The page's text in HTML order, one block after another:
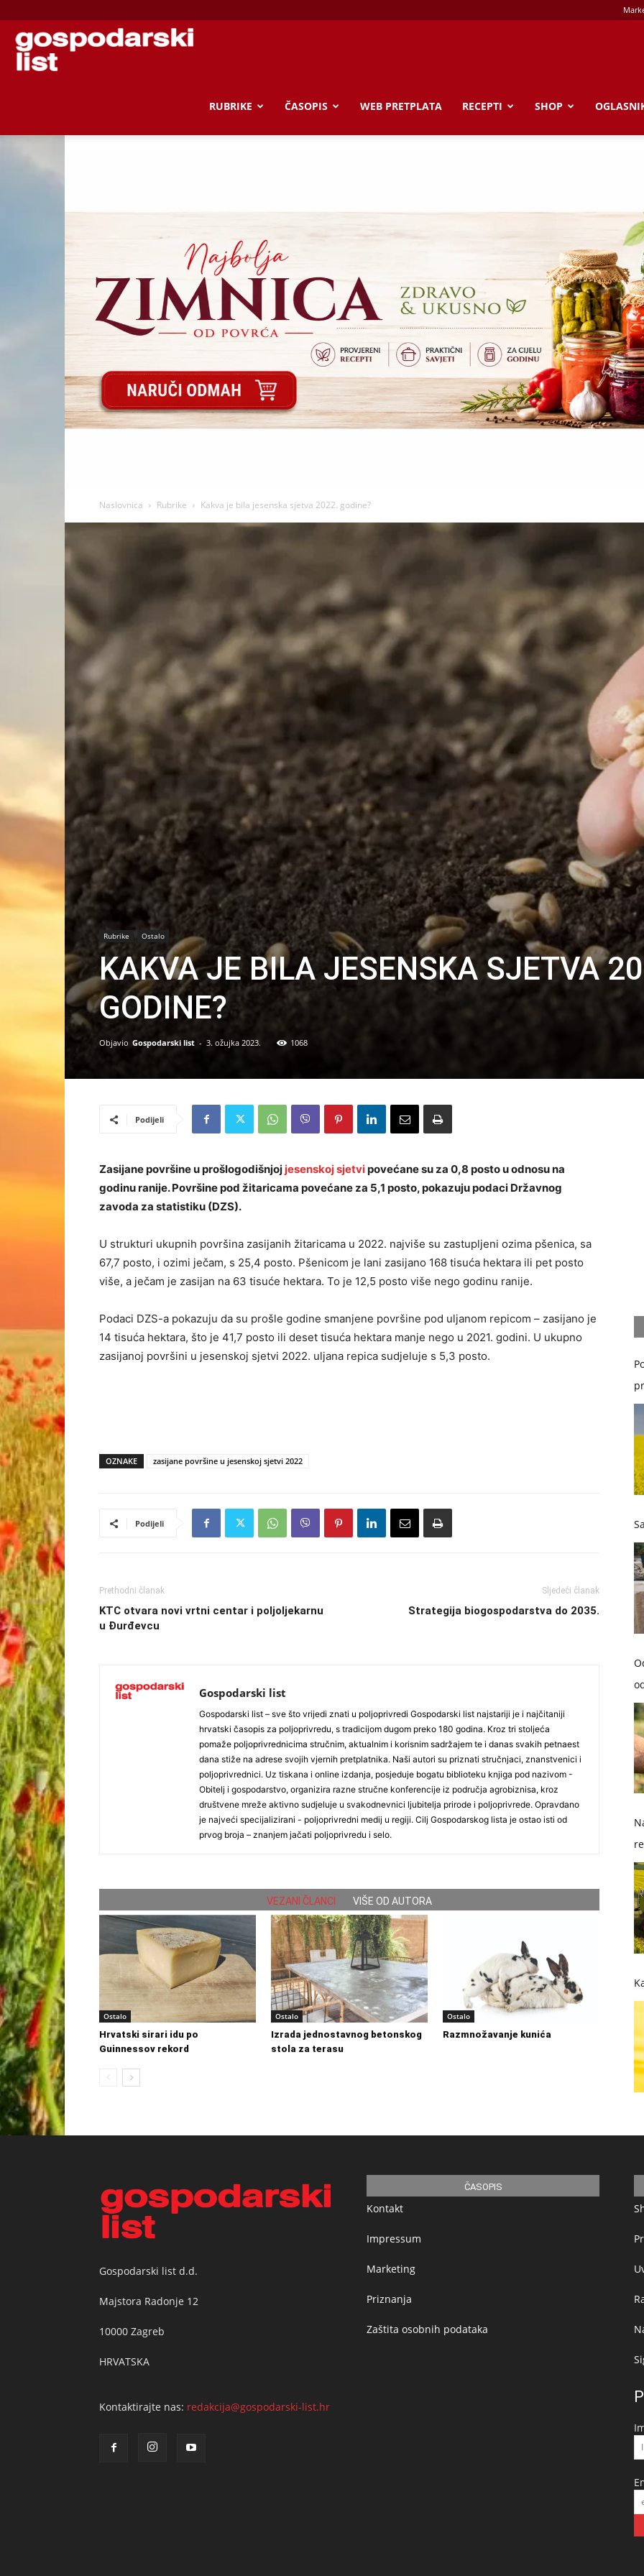
Gospodarski
RUBRIKE ČASOPIS WEB PRETPLATA RECEPTI SHOP
Naslovnica Rubrike Kakva je bila jesenska sjetva 2022. godine?
Rubrike Ostalo
KAKVA JE BILA JESENSKA SJETVA
GODINE?
Objavio Gospodarski list - 3. ožujka 2023. 1068
Podijeli
Zasijane površine u prošlogodišnjoj jesenskoj sjetvipovećane su za 0,8 posto u odnosu na
godinu ranije. Površine pod žitaricama povećane za 5,1 posto, pokazuju podaci Državnog
zavoda za statistiku (DZS).
U strukturi ukupnih površina zasijanih žitaricama u 2022. najviše su zastupljeni ozima pšenica, sa
67,7 posto, i ozimi ječam, s 25,4 posto. Pšenicom je lani zasijano 168 tisuća hektara ili pet posto
više, a ječam je zasijan na 63 tisuće hektara. To je 12,5 posto više nego godinu ranije.
Podaci DZS-a pokazuju da su prošle godine smanjene površine pod uljanom repicom – zasijano je
14 tisuća hektara, što je 41,7 posto ili deset tisuća hektara manje nego u 2021. godini. U ukupno
zasijanoj površini u jesenskoj sjetvi 2022. uljana repica sudjeluje s 5,3 posto.
OZNAKE zasijane površine u jesenskoj sjetvi 2022
Podijeli
Prethodni članak
KTC otvara novi vrtni centar i poljoljekarnu
u Đurđevcu
Sljedeći članak
Strategija biogospodarstva do 2035.
Gospodarski list
Gospodarski list – sve što vrijedi znati u poljoprivredi Gospodarski list najstariji je i najčitaniji
hrvatski časopis za poljoprivredu, s tradicijom dugom preko 180 godina. Kroz tri stoljeća
pomaže poljoprivrednicima stručnim, aktualnim i korisnim sadržajem te i danas svakih petnaest
dana stiže na adrese svojih vjernih pretplatnika. Naši autori su priznati stručnjaci, znanstvenici i
poljoprivrednici. Uz tiskana i online izdanja, posjeduje bogatu biblioteku knjiga pod nazivom -
Obitelj i gospodarstvo, organizira razne stručne konferencije iz područja agrobiznisa, kroz
društvene mreže aktivno sudjeluje u svakodnevnici ljubitelja prirode i poljoprivrede. Opravdano
je najveći specijalizirani - poljoprivredni medij u regiji. Cilj Gospodarskog lista je ostao isti od
prvog broja – znanjem jačati poljoprivredu i selo.
VEZANI ČLANCI VIŠE OD AUTORA
Ostalo
Hrvatski sirari idu po
Guinnessov rekord
Ostalo
Izrada jednostavnog betonskog
stola za terasu
Ostalo
Razmnožavanje kunića
Gospodarski list d.d.
Majstora Radonje 12
10000 Zagreb
HRVATSKA
Kontaktirajte nas: redakcija@gospodarski-list.hr
ČASOPIS
Kontakt
Impressum
Marketing
Priznanja
Zaštita osobnih podataka